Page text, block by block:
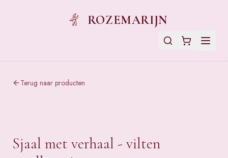
ROZEMARIJN
Terug naar producten
Sjaal met verhaal - vilten